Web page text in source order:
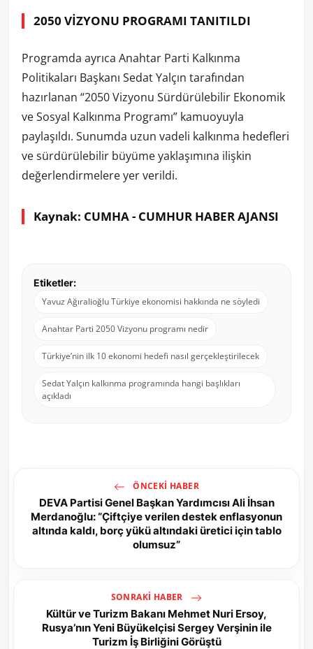
2050 VİZYONU PROGRAMI TANITILDI
Programda ayrıca Anahtar Parti Kalkınma
Politikaları Başkanı Sedat Yalçın tarafından
hazırlanan “2050 Vizyonu Sürdürülebilir Ekonomik
ve Sosyal Kalkınma Programı” kamuoyuyla
paylaşıldı. Sunumda uzun vadeli kalkınma hedefleri
ve sürdürülebilir büyüme yaklaşımına ilişkin
değerlendirmelere yer verildi.
Kaynak: CUMHA - CUMHUR HABER AJANSI
Etiketler:
Yavuz Ağıralioğlu Türkiye ekonomisi hakkında ne söyledi
Anahtar Parti 2050 Vizyonu programı nedir
Türkiye’nin ilk 10 ekonomi hedefi nasıl gerçekleştirilecek
Sedat Yalçın kalkınma programında hangi başlıkları
açıkladı
ÖNCEKI HABER
DEVA Partisi Genel Başkan Yardımcısı Ali İhsan
Merdanoğlu: “Çiftçiye verilen destek enflasyonun
altında kaldı, borç yükü altındaki üretici için tablo
olumsuz”
SONRAKI HABER
Kültür ve Turizm Bakanı Mehmet Nuri Ersoy,
Rusya’nın Yeni Büyükelçisi Sergey Verşinin ile
Turizm İş Birliğini Görüştü